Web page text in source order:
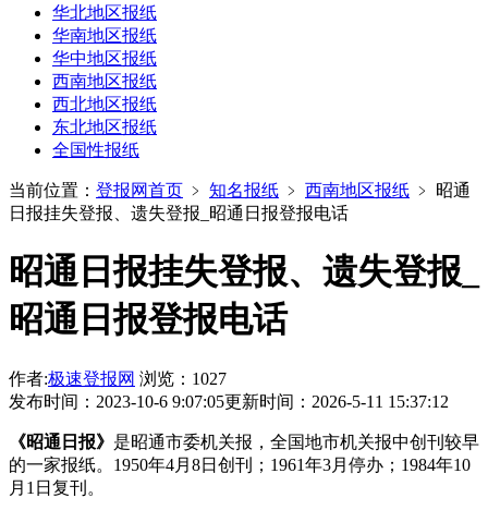
华北地区报纸
华南地区报纸
华中地区报纸
西南地区报纸
西北地区报纸
东北地区报纸
全国性报纸
当前位置： 登报网首页 ﹥ 知名报纸 ﹥ 西南地区报纸 ﹥ 昭通
日报挂失登报、遗失登报_昭通日报登报电话
昭通日报挂失登报、遗失登报_
昭通日报登报电话
作者:极速登报网 浏览：1027
发布时间：2023-10-6 9:07:05更新时间：2026-5-11 15:37:12
《昭通日报》 是昭通市委机关报，全国地市机关报中创刊较早
的一家报纸。1950年4月8日创刊；1961年3月停办；1984年10
月1日复刊。